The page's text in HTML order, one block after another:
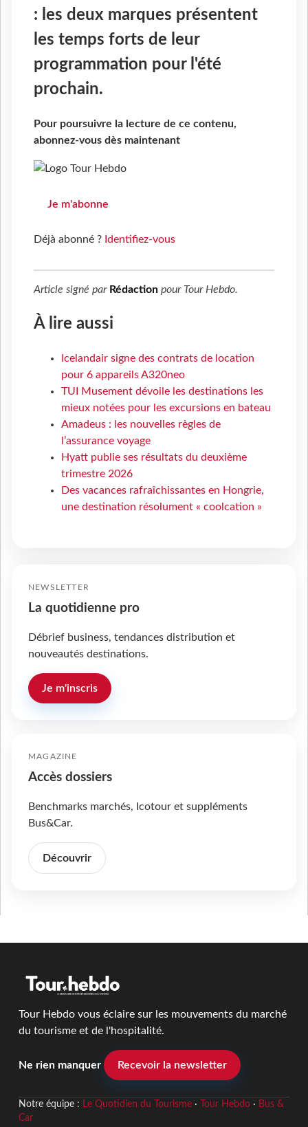
: les deux marques présentent
les temps forts de leur
programmation pour l'été
prochain.
Pour poursuivre la lecture de ce contenu,
abonnez-vous dès maintenant
Je m'abonne
Déjà abonné ? Identifiez-vous
Article signé par Rédaction pour Tour Hebdo.
À lire aussi
Icelandair signe des contrats de location
pour 6 appareils A320neo
TUI Musement dévoile les destinations les
mieux notées pour les excursions en bateau
Amadeus : les nouvelles règles de
l’assurance voyage
Hyatt publie ses résultats du deuxième
trimestre 2026
Des vacances rafraîchissantes en Hongrie,
une destination résolument « coolcation »
NEWSLETTER
La quotidienne pro
Débrief business, tendances distribution et
nouveautés destinations.
Je m'inscris
MAGAZINE
Accès dossiers
Benchmarks marchés, Icotour et suppléments
Bus&Car.
Découvrir
Tour Hebdo vous éclaire sur les mouvements du marché
du tourisme et de l'hospitalité.
Ne rien manquer Recevoir la newsletter
Notre équipe : Le Quotidien du Tourisme· Tour Hebdo· Bus &
Car